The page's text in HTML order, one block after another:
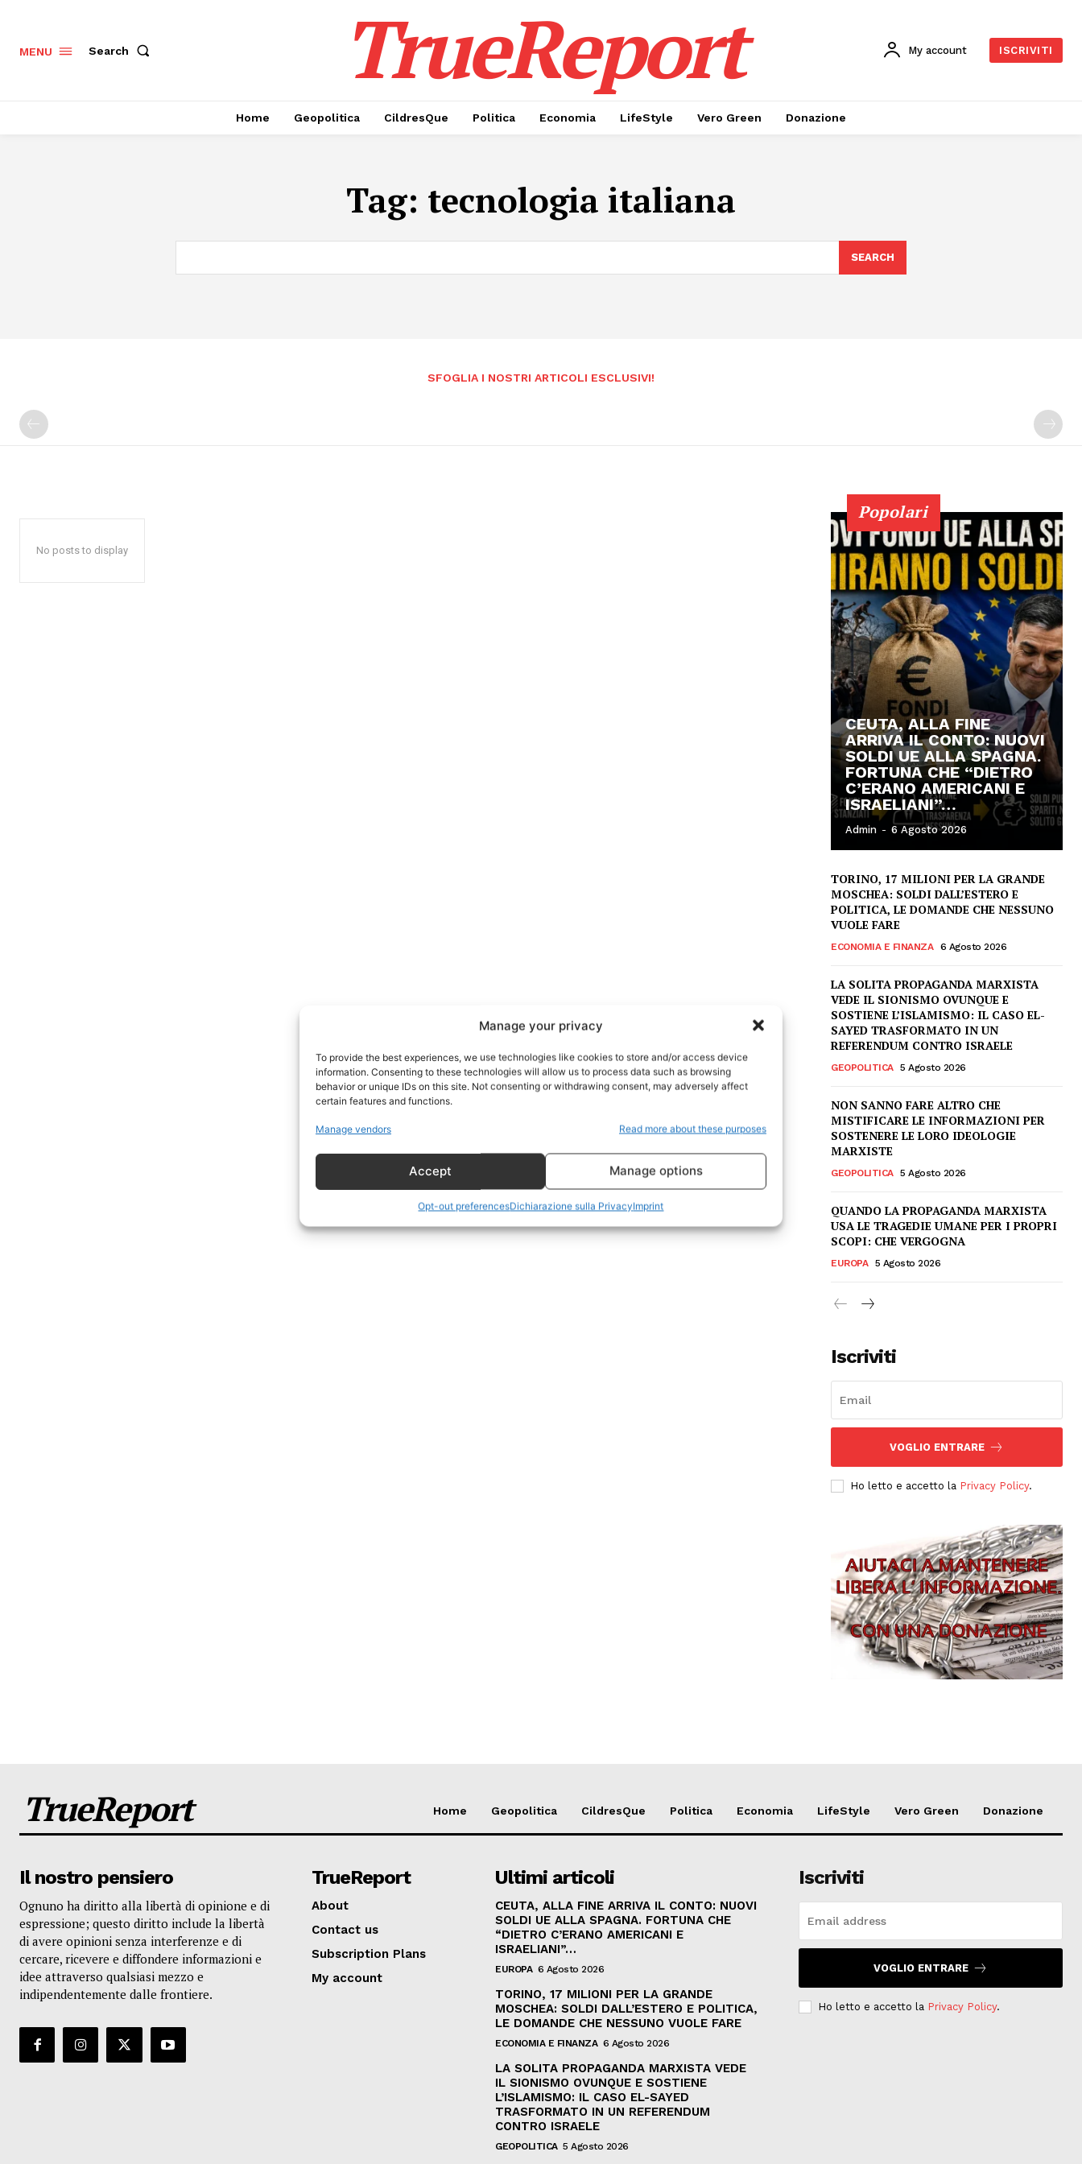
Manage your privacy
To provide the best experiences, we use technologies like cookies to store and/or access device
information. Consenting to these technologies will allow us to process data such as browsing
behavior or unique IDs on this site. Not consenting or withdrawing consent, may adversely affect
certain features and functions.
Manage vendors Read more about these purposes
Accept Manage options
Opt-out preferencesDichiarazione sulla PrivacyImprint
Geopolitica
MENU Search TrueReport My account ISCRIVITI
Home Geopolitica CildresQue Politica Economia LifeStyle Vero Green Donazione
Tag: tecnologia italiana
SEARCH
SFOGLIA I NOSTRI ARTICOLI ESCLUSIVI!
No posts to display
Popolari
CEUTA, ALLA FINE
ARRIVA IL CONTO: NUOVI
SOLDI UE ALLA SPAGNA.
FORTUNA CHE “DIETRO
C’ERANO AMERICANI E
ISRAELIANI”…
Admin - 6 Agosto 2026
TORINO, 17 MILIONI PER LA GRANDE
MOSCHEA: SOLDI DALL’ESTERO E
POLITICA, LE DOMANDE CHE NESSUNO
VUOLE FARE
ECONOMIA E FINANZA 6 Agosto 2026
LA SOLITA PROPAGANDA MARXISTA
VEDE IL SIONISMO OVUNQUE E
SOSTIENE L’ISLAMISMO: IL CASO EL-
SAYED TRASFORMATO IN UN
REFERENDUM CONTRO ISRAELE
GEOPOLITICA 5 Agosto 2026
NON SANNO FARE ALTRO CHE
MISTIFICARE LE INFORMAZIONI PER
SOSTENERE LE LORO IDEOLOGIE
MARXISTE
GEOPOLITICA 5 Agosto 2026
QUANDO LA PROPAGANDA MARXISTA
USA LE TRAGEDIE UMANE PER I PROPRI
SCOPI: CHE VERGOGNA
EUROPA 5 Agosto 2026
Iscriviti
VOGLIO ENTRARE
Ho letto e accetto la Privacy Policy.
TrueReport Home Geopolitica CildresQue Politica Economia LifeStyle Vero Green Donazione
Il nostro pensiero
Ognuno ha diritto alla libertà di opinione e di
espressione; questo diritto include la libertà
di avere opinioni senza interferenze e di
cercare, ricevere e diffondere informazioni e
idee attraverso qualsiasi mezzo e
indipendentemente dalle frontiere.
TrueReport
About
Contact us
Subscription Plans
My account
Ultimi articoli
CEUTA, ALLA FINE ARRIVA IL CONTO: NUOVI
SOLDI UE ALLA SPAGNA. FORTUNA CHE
“DIETRO C’ERANO AMERICANI E
ISRAELIANI”…
EUROPA 6 Agosto 2026
TORINO, 17 MILIONI PER LA GRANDE
MOSCHEA: SOLDI DALL’ESTERO E POLITICA,
LE DOMANDE CHE NESSUNO VUOLE FARE
ECONOMIA E FINANZA 6 Agosto 2026
LA SOLITA PROPAGANDA MARXISTA VEDE
IL SIONISMO OVUNQUE E SOSTIENE
L’ISLAMISMO: IL CASO EL-SAYED
TRASFORMATO IN UN REFERENDUM
CONTRO ISRAELE
GEOPOLITICA 5 Agosto 2026
Iscriviti
VOGLIO ENTRARE
Ho letto e accetto la Privacy Policy.